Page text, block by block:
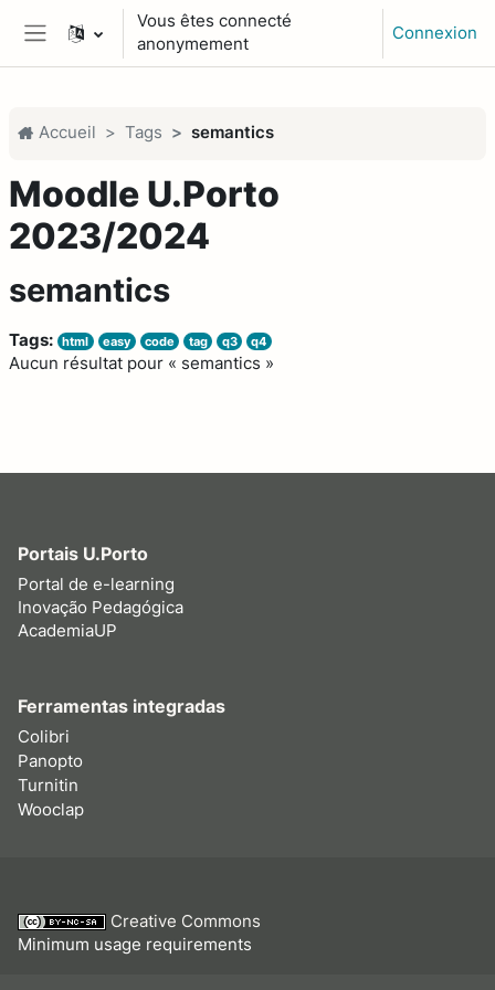
Passer au contenu principal
Panneau latéral
Vous êtes connecté
anonymement
Connexion
Accueil Tags semantics
Moodle U.Porto
2023/2024
semantics
Tags: html easy code tag q3 q4
Aucun résultat pour « semantics »
Portais U.Porto
Portal de e-learning
Inovação Pedagógica
AcademiaUP
Ferramentas integradas
Colibri
Panopto
Turnitin
Wooclap
Creative Commons
Minimum usage requirements